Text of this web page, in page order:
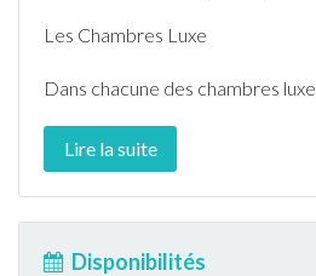
Les Chambres Luxe
Dans chacune des chambres luxe
Lire la suite
Disponibilités